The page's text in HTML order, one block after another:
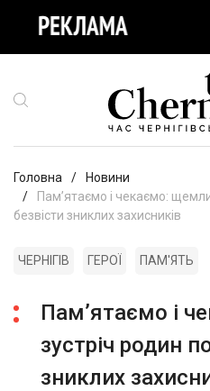
Головна
Новини
Пам’ятаємо і чекаємо:
безвісти зниклих захисників
ЧЕРНІГІВ ГЕРОЇ ПАМ'ЯТЬ
Пам’ятаємо і
зустріч родин
зниклих